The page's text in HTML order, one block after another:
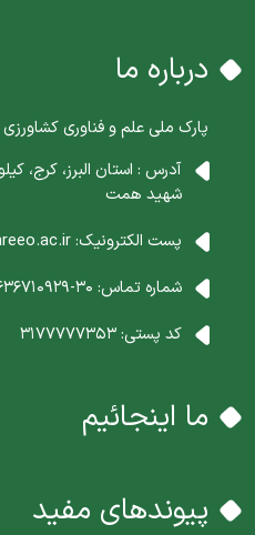
درباره ما
پارک ملی علم و فناوری
شهید همت
پست الکترونیک:
شماره تماس: 30-02636710929
کد پستی:3177777353
ما اینجائیم
پیوندهای مفید